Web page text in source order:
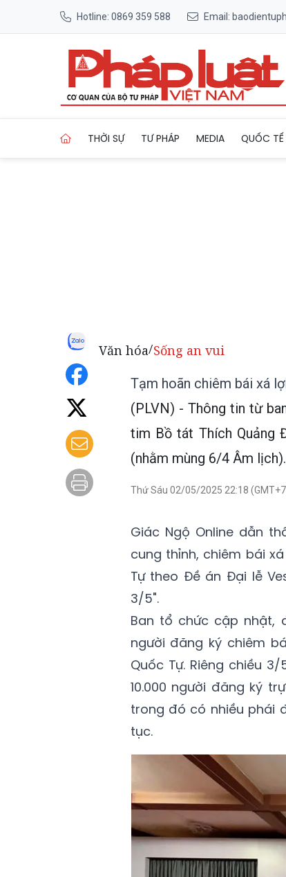
Hotline: 0869 359 588 Email:
THỜI SỰ TƯ PHÁP MEDIA QUỐC TẾ
Văn hóa/Sống an vui
Tạm hoãn chiêm bái xá
(PLVN) - Thông tin từ
tim Bồ tát Thích Quảng
(nhằm mùng 6/4 Âm lịch).
Thứ Sáu 02/05/2025 22:18
Giác Ngộ Online dẫn
cung thỉnh, chiêm bái
Tự theo Đề án Đại lễ
3/5".
Ban tổ chức cập nhật,
người đăng ký chiêm
Quốc Tự. Riêng chiều
10.000 người đăng ký
trong đó có nhiều phái
tục.